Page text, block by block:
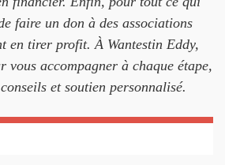
faire un don à des associations
en tirer profit. À Wantestin Eddy,
vous accompagner à chaque étape,
et soutien personnalisé.